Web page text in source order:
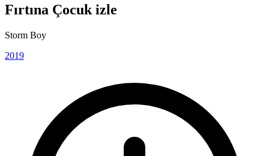
Fırtına Çocuk izle
Storm Boy
2019